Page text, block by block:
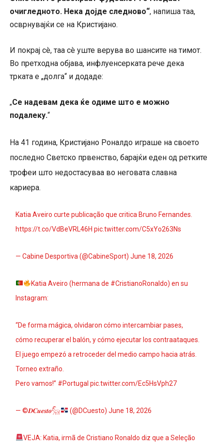
очигледното. Нека дојде следново“, напиша таа,
осврнувајќи се на Кристијано.
И покрај сè, таа сè уште верува во шансите на тимот.
Во претходна објава, инфлуенсерката рече дека
трката е „долга“ и додаде:
„Се надевам дека ќе одиме што е можно
подалеку.“
На 41 година, Кристијано Роналдо играше на своето
последно Светско првенство, барајќи еден од ретките
трофеи што недостасуваа во неговата славна
кариера.
Katia Aveiro curte publicação que critica Bruno Fernandes.
https://t.co/VdBeVRL46H pic.twitter.com/C5xYo263Ns
— Cabine Desportiva (@CabineSport)June 18, 2026
Katia Aveiro (hermana de #CristianoRonaldo) en su
Instagram:
“De forma mágica, olvidaron cómo intercambiar pases,
cómo recuperar el balón, y cómo ejecutar los contraataques.
El juego empezó a retroceder del medio campo hacia atrás.
Torneo extraño.
Pero vamos!” #Portugal pic.twitter.com/Ec5HsVph27
— ©𝑫𝑪𝒖𝒆𝒔𝒕𝒐𓃵 (@DCuesto)June 18, 2026
VEJA: Katia, irmã de Cristiano Ronaldo diz que a Seleção